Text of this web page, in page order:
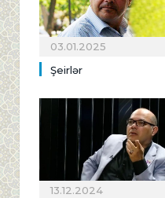
03.01.2025
Şeirlər
13.12.2024